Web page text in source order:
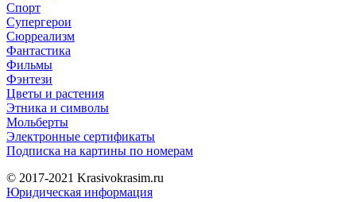
Спорт
Супергерои
Сюрреализм
Фантастика
Фильмы
Фэнтези
Цветы и растения
Этника и символы
Мольберты
Электронные сертификаты
Подписка на картины по номерам
© 2017-2021 Krasivokrasim.ru
Юридическая информация